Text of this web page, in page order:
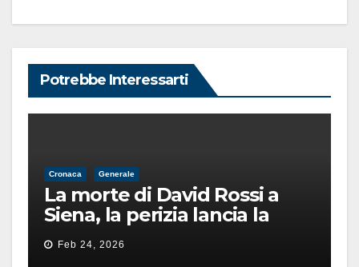
Potrebbe Interessarti
Cronaca Generale
La morte di David Rossi a
Siena, la perizia lancia la
pista di un’intimidazione
finita male
Feb 24, 2026